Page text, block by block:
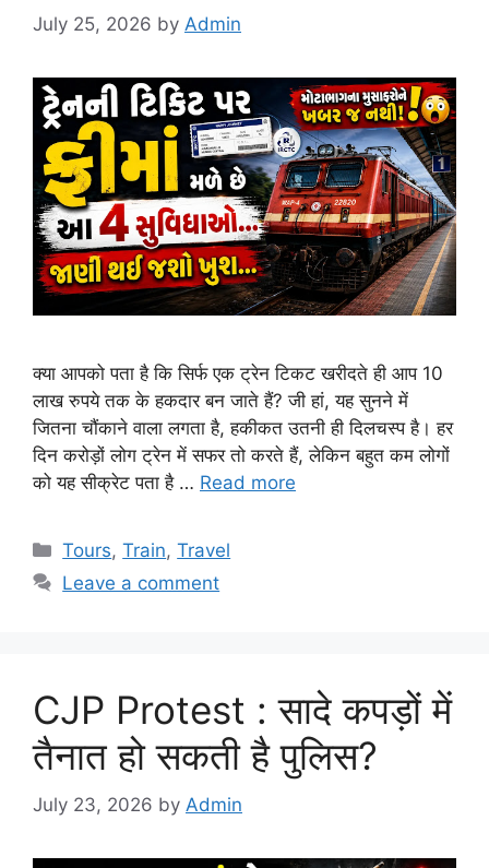
July 25, 2026 by Admin
क्या आपको पता है कि सिर्फ एक ट्रेन टिकट खरीदते ही आप 10
लाख रुपये तक के हकदार बन जाते हैं? जी हां, यह सुनने में
जितना चौंकाने वाला लगता है, हकीकत उतनी ही दिलचस्प है। हर
दिन करोड़ों लोग ट्रेन में सफर तो करते हैं, लेकिन बहुत कम लोगों
को यह सीक्रेट पता है … Read more
Categories
Tours,Train,Travel
Leave a comment
CJP Protest : सादे कपड़ों में
तैनात हो सकती है पुलिस?
July 23, 2026 by Admin